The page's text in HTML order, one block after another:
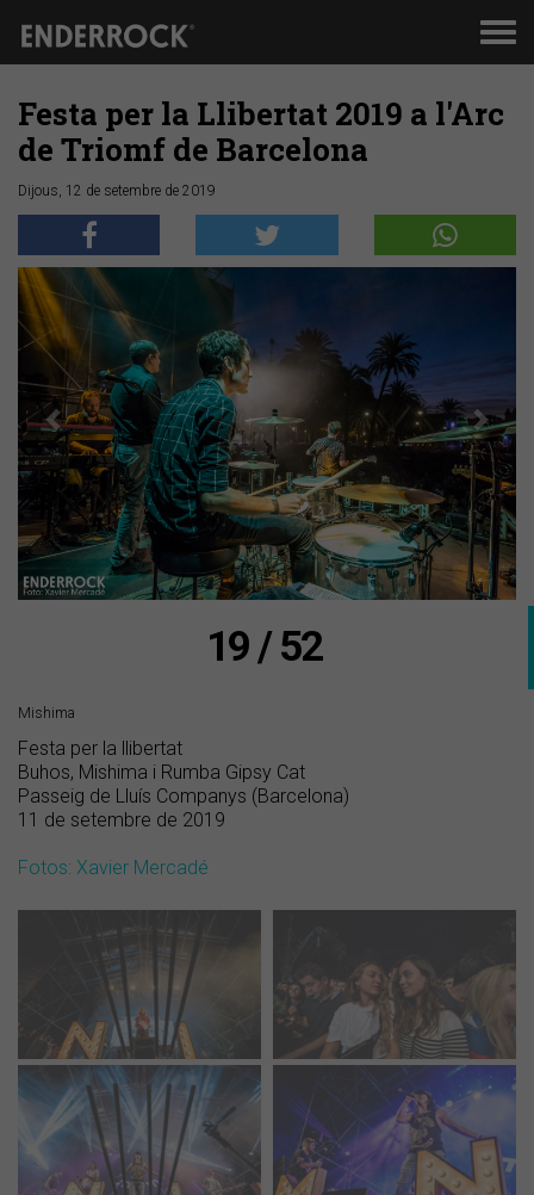
Festa per la Llibertat 2019 a l'Arc
de Triomf de Barcelona
Dijous, 12 de setembre de 2019
Anterior
19 / 52
Mishima
Festa per la llibertat
Buhos, Mishima i Rumba Gipsy Cat
Passeig de Lluís Companys (Barcelona)
11 de setembre de 2019
Fotos: Xavier Mercadé